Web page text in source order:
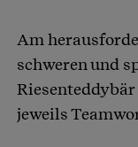
Am
schweren und
Riesenteddybär
jeweils